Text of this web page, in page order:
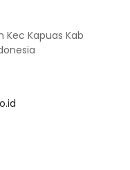
Kec Kapuas Kab